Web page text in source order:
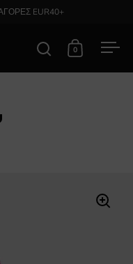
EUR40+
Open search
Open cart
0